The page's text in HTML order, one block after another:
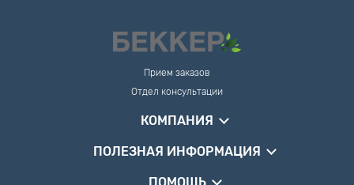
Прием заказов
Отдел консультации
КОМПАНИЯ
ПОЛЕЗНАЯ ИНФОРМАЦИЯ